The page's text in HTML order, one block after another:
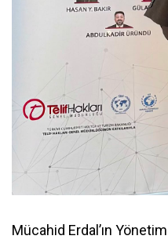
Mücahid Erdal’ın